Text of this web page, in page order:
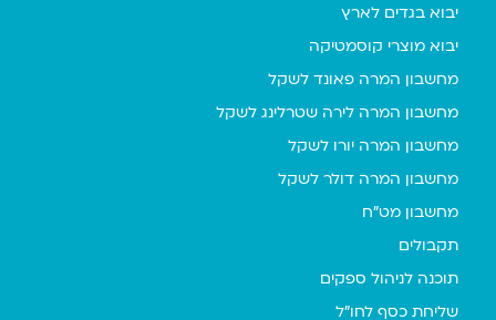
יבוא בגדים לארץ
יבוא מוצרי קוסמטיקה
מחשבון המרה פאונד לשקל
מחשבון המרה לירה שטרלינג לשקל
מחשבון המרה יורו לשקל
מחשבון המרה דולר לשקל
מחשבון מט"ח
תקבולים
תוכנה לניהול ספקים
שליחת כסף לחו"ל